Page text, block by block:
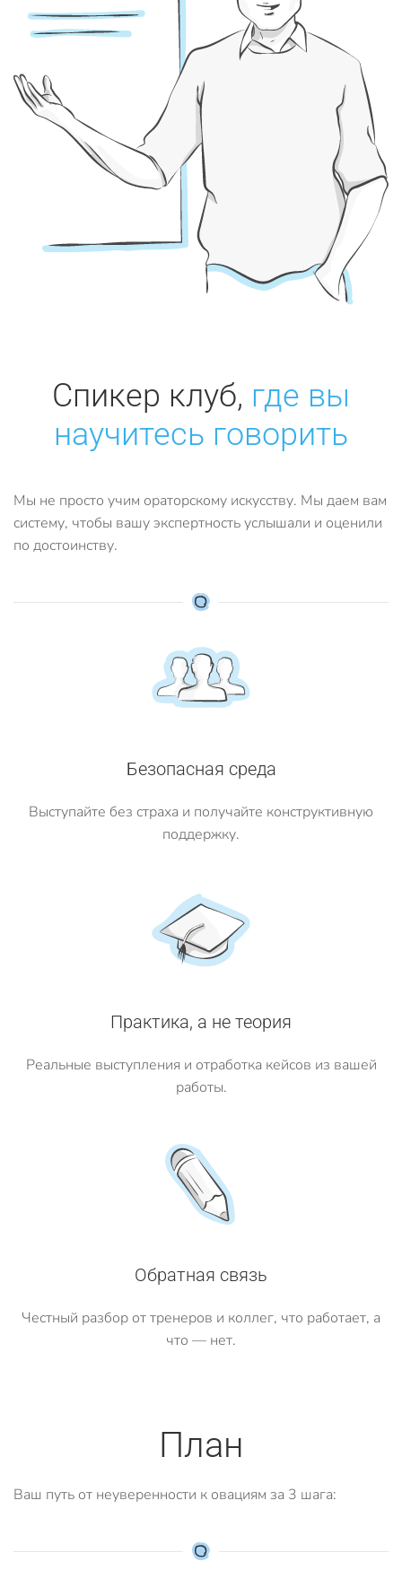
Спикер клуб, где вы
научитесь говорить
Мы не просто учим ораторскому искусству. Мы даем вам
систему, чтобы вашу экспертность услышали и оценили
по достоинству.
Безопасная среда
Выступайте без страха и получайте конструктивную
поддержку.
Практика, а не теория
Реальные выступления и отработка кейсов из вашей
работы.
Обратная связь
Честный разбор от тренеров и коллег, что работает, а
что — нет.
План
Ваш путь от неуверенности к овациям за 3 шага: